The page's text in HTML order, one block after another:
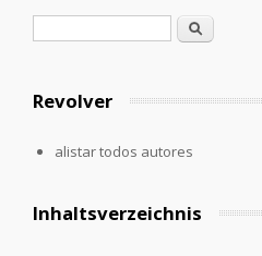
Formulario de búsqueda
Buscar
Revolver
alistar todos autores
Inhaltsverzeichnis